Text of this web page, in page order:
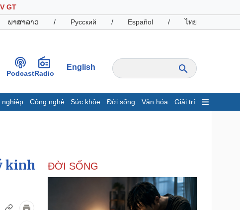
GT
ພາສາລາວ / Русский / Español / ไทย
PodcastRadio
English
nghiệp Công nghệ Sức khỏe Đời sống Văn hóa Giải trí
Giá cà phê
Doanh nghiệp
Công nghệ
kinh
ĐỜI SỐNG